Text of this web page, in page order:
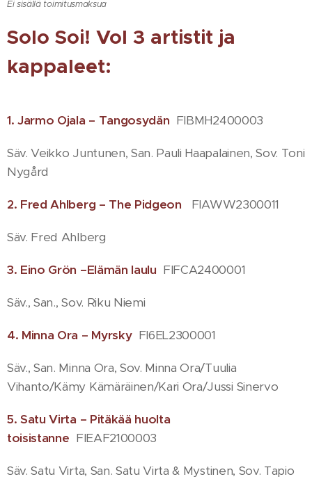
Ei sisällä toimitusmaksua
Solo Soi! Vol 3 artistit ja
kappaleet:
1. Jarmo Ojala – Tangosydän FIBMH2400003
Säv. Veikko Juntunen, San. Pauli Haapalainen, Sov. Toni
Nygård
2. Fred Ahlberg – The Pidgeon FIAWW2300011
Säv. Fred Ahlberg
3. Eino Grön –Elämän laulu FIFCA2400001
Säv., San., Sov. Riku Niemi
4. Minna Ora – Myrsky FI6EL2300001
Säv., San. Minna Ora, Sov. Minna Ora/Tuulia
Vihanto/Kämy Kämäräinen/Kari Ora/Jussi Sinervo
5. Satu Virta – Pitäkää huolta
toisistanne FIEAF2100003
Säv. Satu Virta, San. Satu Virta & Mystinen, Sov. Tapio